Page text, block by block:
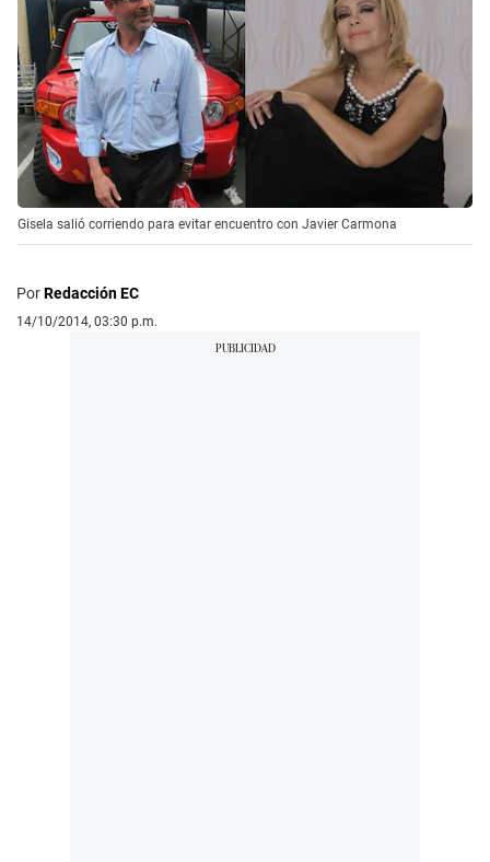
Gisela salió corriendo para evitar encuentro con Javier Carmona
PorRedacción EC
14/10/2014, 03:30 p.m.